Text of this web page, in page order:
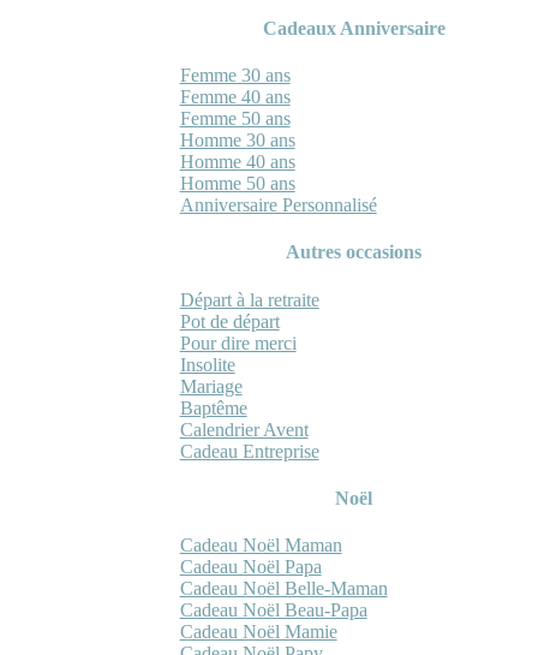
Cadeaux Anniversaire
Femme 30 ans
Femme 40 ans
Femme 50 ans
Homme 30 ans
Homme 40 ans
Homme 50 ans
Anniversaire Personnalisé
Autres occasions
Départ à la retraite
Pot de départ
Pour dire merci
Insolite
Mariage
Baptême
Calendrier Avent
Cadeau Entreprise
Noël
Cadeau Noël Maman
Cadeau Noël Papa
Cadeau Noël Belle-Maman
Cadeau Noël Beau-Papa
Cadeau Noël Mamie